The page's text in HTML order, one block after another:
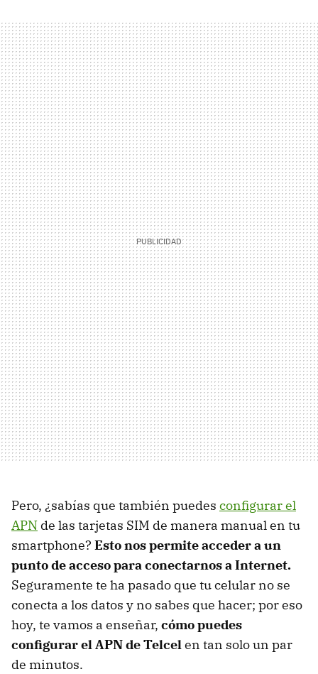
Pero, ¿sabías que también puedes configurar el
APN de las tarjetas SIM de manera manual en tu
smartphone? Esto nos permite acceder a un
punto de acceso para conectarnos a Internet.
Seguramente te ha pasado que tu celular no se
conecta a los datos y no sabes que hacer; por eso
hoy, te vamos a enseñar, cómo puedes
configurar el APN de Telcelen tan solo un par
de minutos.